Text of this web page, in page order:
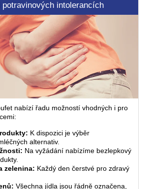
intolerancích
nabízí řadu možností vhodných i pro
K dispozici je výběr
alternativ.
Na vyžádání nabízíme bezlepkový
zelenina: Každý den čerstvé pro zdravý
Všechna jídla jsou řádně označena,